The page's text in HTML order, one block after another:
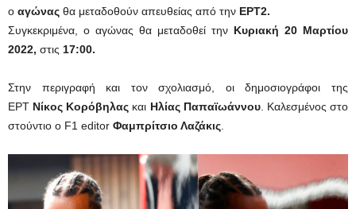
ο αγώνας θα μεταδοθούν απευθείας από την ΕΡΤ2.
Συγκεκριμένα, ο αγώνας θα μεταδοθεί την Κυριακή 20 Μαρτίου
2022, στις 17:00.
Στην περιγραφή και τον σχολιασμό, οι δημοσιογράφοι της
ΕΡΤ Νίκος Κορόβηλας και Ηλίας Παπαϊωάννου. Καλεσμένος στο
στούντιο ο F1 editor Φαμπρίτσιο Λαζάκις.